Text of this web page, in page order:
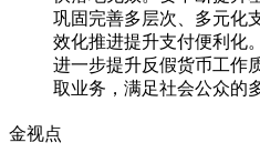
巩固完善多层次、多元化
效化推进提升支付便利化
进一步提升反假货币工作
取业务，满足社会公众的
金视点